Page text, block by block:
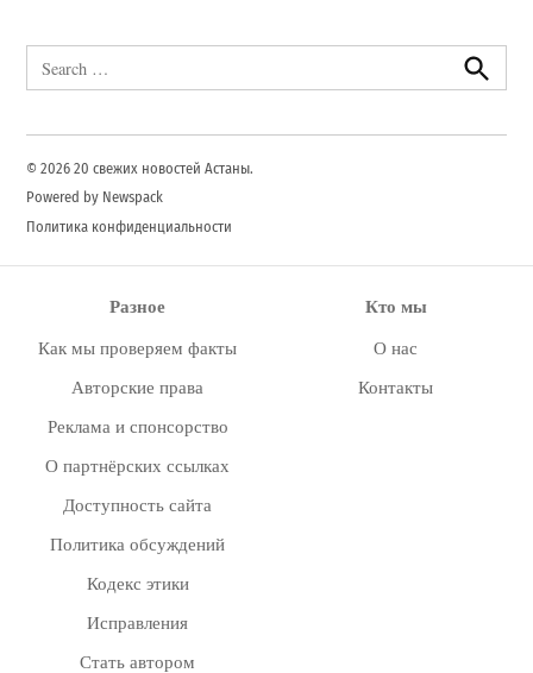
for:
Search
© 2026 20 свежих новостей Астаны.
Powered by Newspack
Политика конфиденциальности
Разное
Как мы проверяем факты
Авторские права
Реклама и спонсорство
О партнёрских ссылках
Доступность сайта
Политика обсуждений
Кодекс этики
Исправления
Стать автором
Кто мы
О нас
Контакты